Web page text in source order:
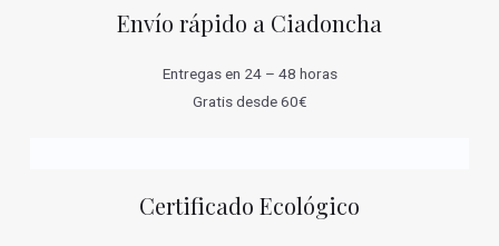
Envío rápido a Ciadoncha
Entregas en 24 – 48 horas
Gratis desde 60€
Certificado Ecológico